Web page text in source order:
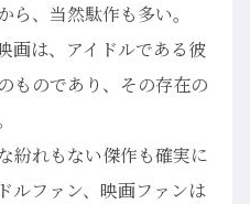
ら、当然駄作も多い。
画は、アイドルである彼
ものであり、その存在の
紛れもない傑作も確実に
ルファン、映画ファンは